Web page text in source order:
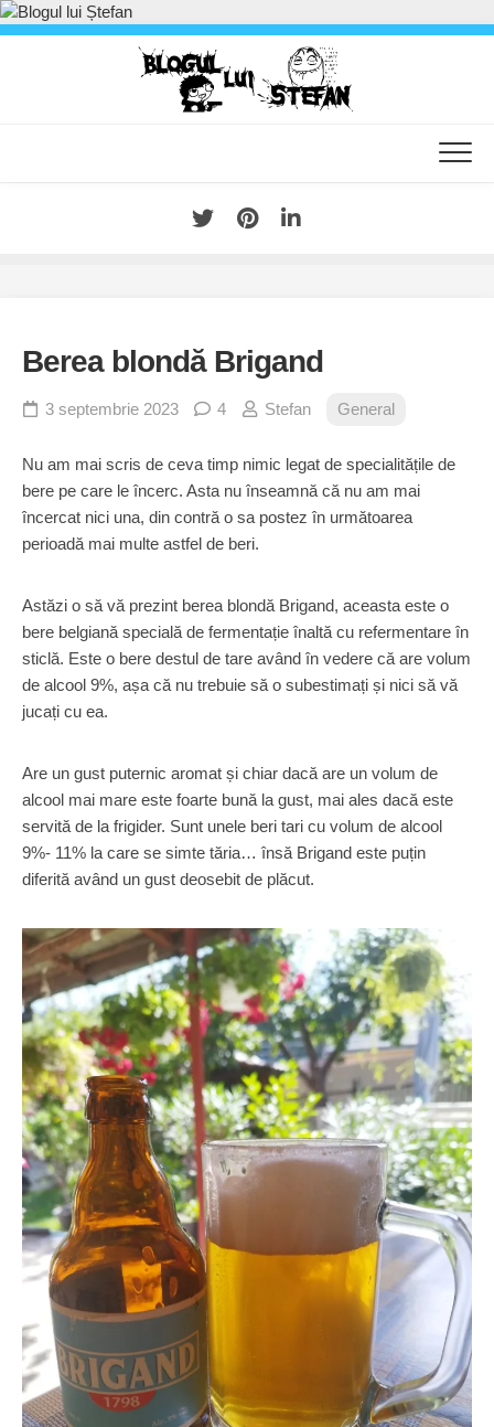
Skip
to
Berea blondă Brigand
3 septembrie 2023 4 Stefan General
Nu am mai scris de ceva timp nimic legat de specialitățile de
bere pe care le încerc. Asta nu înseamnă că nu am mai
încercat nici una, din contră o sa postez în următoarea
perioadă mai multe astfel de beri.
Astăzi o să vă prezint berea blondă Brigand, aceasta este o
bere belgiană specială de fermentație înaltă cu refermentare în
sticlă. Este o bere destul de tare având în vedere că are volum
de alcool 9%, așa că nu trebuie să o subestimați și nici să vă
jucați cu ea.
Are un gust puternic aromat și chiar dacă are un volum de
alcool mai mare este foarte bună la gust, mai ales dacă este
servită de la frigider. Sunt unele beri tari cu volum de alcool
9%- 11% la care se simte tăria… însă Brigand este puțin
diferită având un gust deosebit de plăcut.